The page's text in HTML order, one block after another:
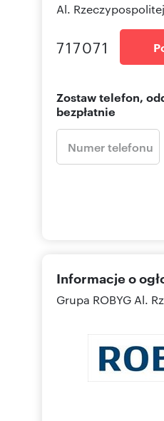
Al. Rzeczypospolitej
717071
Zostaw telefon,
bezpłatnie
Informacje o
Grupa ROBYG Al.